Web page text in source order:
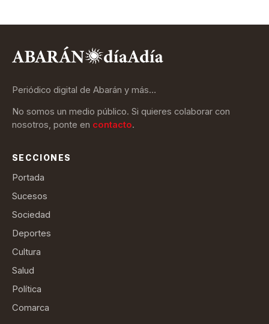
Periódico digital de Abarán y más…
No somos un medio público. Si quieres colaborar con
nosotros, ponte en contacto.
SECCIONES
Portada
Sucesos
Sociedad
Deportes
Cultura
Salud
Política
Comarca